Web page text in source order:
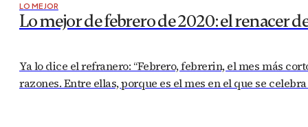
LO MEJOR
Lo mejor de febrero de 2020: el renacer
Ya lo dice el refranero: “Febrero, febrerin, el mes más
razones. Entre ellas, porque es el mes en el que se